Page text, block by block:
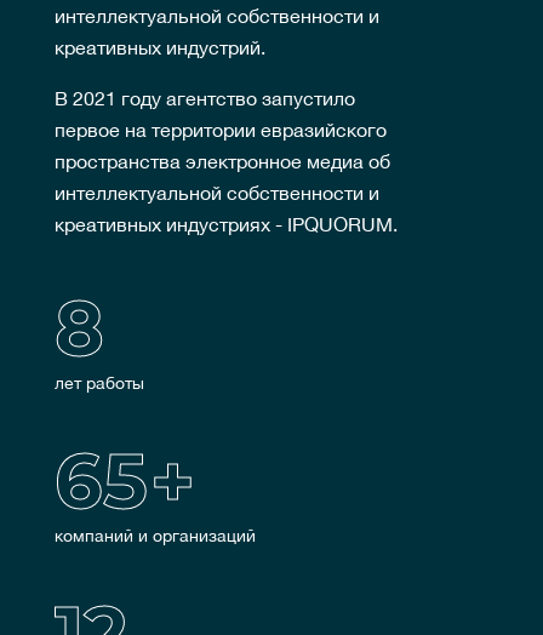
интеллектуальной собственности и
креативных индустрий.
В 2021 году агентство запустило
первое на территории евразийского
пространства электронное медиа об
интеллектуальной собственности и
креативных индустриях - IPQUORUM.
8
лет работы
65+
компаний и организаций